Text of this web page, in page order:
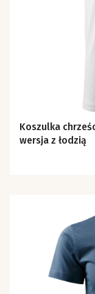
Koszulka
wersja z łodzią